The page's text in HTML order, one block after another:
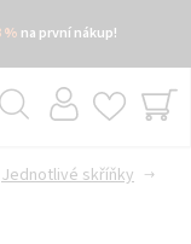
% na první nákup!
Jednotlivé skříňky